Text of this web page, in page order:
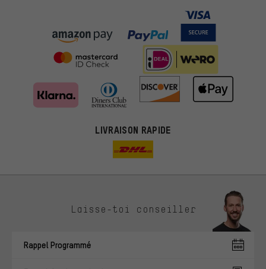
LIVRAISON RAPIDE
Laisse-toi conseiller
Rappel Programmé
Des offres plus adaptées
Au lieu de pubs au hasard, nous afficherons des offres plus
intérêts et à te présenter des offres et des conseils sur mesure.